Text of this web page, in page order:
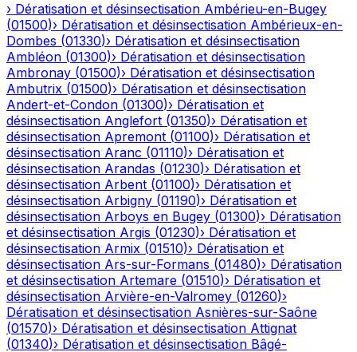
› Dératisation et désinsectisation Ambérieu-en-Bugey
(01500)› Dératisation et désinsectisation Ambérieux-en-
Dombes (01330)› Dératisation et désinsectisation
Ambléon (01300)› Dératisation et désinsectisation
Ambronay (01500)› Dératisation et désinsectisation
Ambutrix (01500)› Dératisation et désinsectisation
Andert-et-Condon (01300)› Dératisation et
désinsectisation Anglefort (01350)› Dératisation et
désinsectisation Apremont (01100)› Dératisation et
désinsectisation Aranc (01110)› Dératisation et
désinsectisation Arandas (01230)› Dératisation et
désinsectisation Arbent (01100)› Dératisation et
désinsectisation Arbigny (01190)› Dératisation et
désinsectisation Arboys en Bugey (01300)› Dératisation
et désinsectisation Argis (01230)› Dératisation et
désinsectisation Armix (01510)› Dératisation et
désinsectisation Ars-sur-Formans (01480)› Dératisation
et désinsectisation Artemare (01510)› Dératisation et
désinsectisation Arvière-en-Valromey (01260)›
Dératisation et désinsectisation Asnières-sur-Saône
(01570)› Dératisation et désinsectisation Attignat
(01340)› Dératisation et désinsectisation Bâgé-